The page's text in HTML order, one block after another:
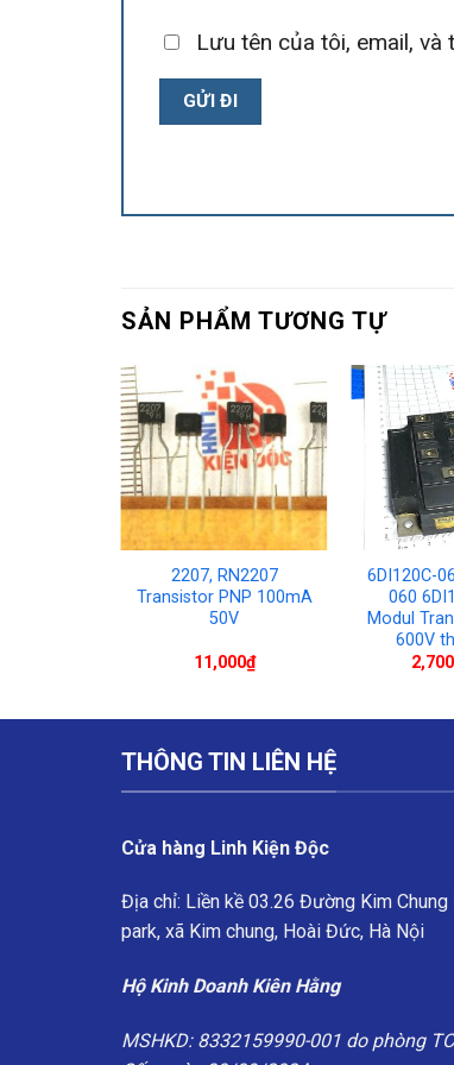
Lưu tên của tôi, email,
SẢN PHẨM TƯƠNG TỰ
2207, RN2207
Transistor PNP 100mA
50V
11,000₫
6DI120C-
060
Modul
600V
THÔNG TIN LIÊN HỆ
Cửa hàng Linh Kiện Độc
Địa chỉ: Liền kề 03.26 Đường Kim Chung
park, xã Kim chung, Hoài Đức, Hà Nội
Hộ Kinh Doanh Kiên Hằng
MSHKD: 8332159990-001 do phòng